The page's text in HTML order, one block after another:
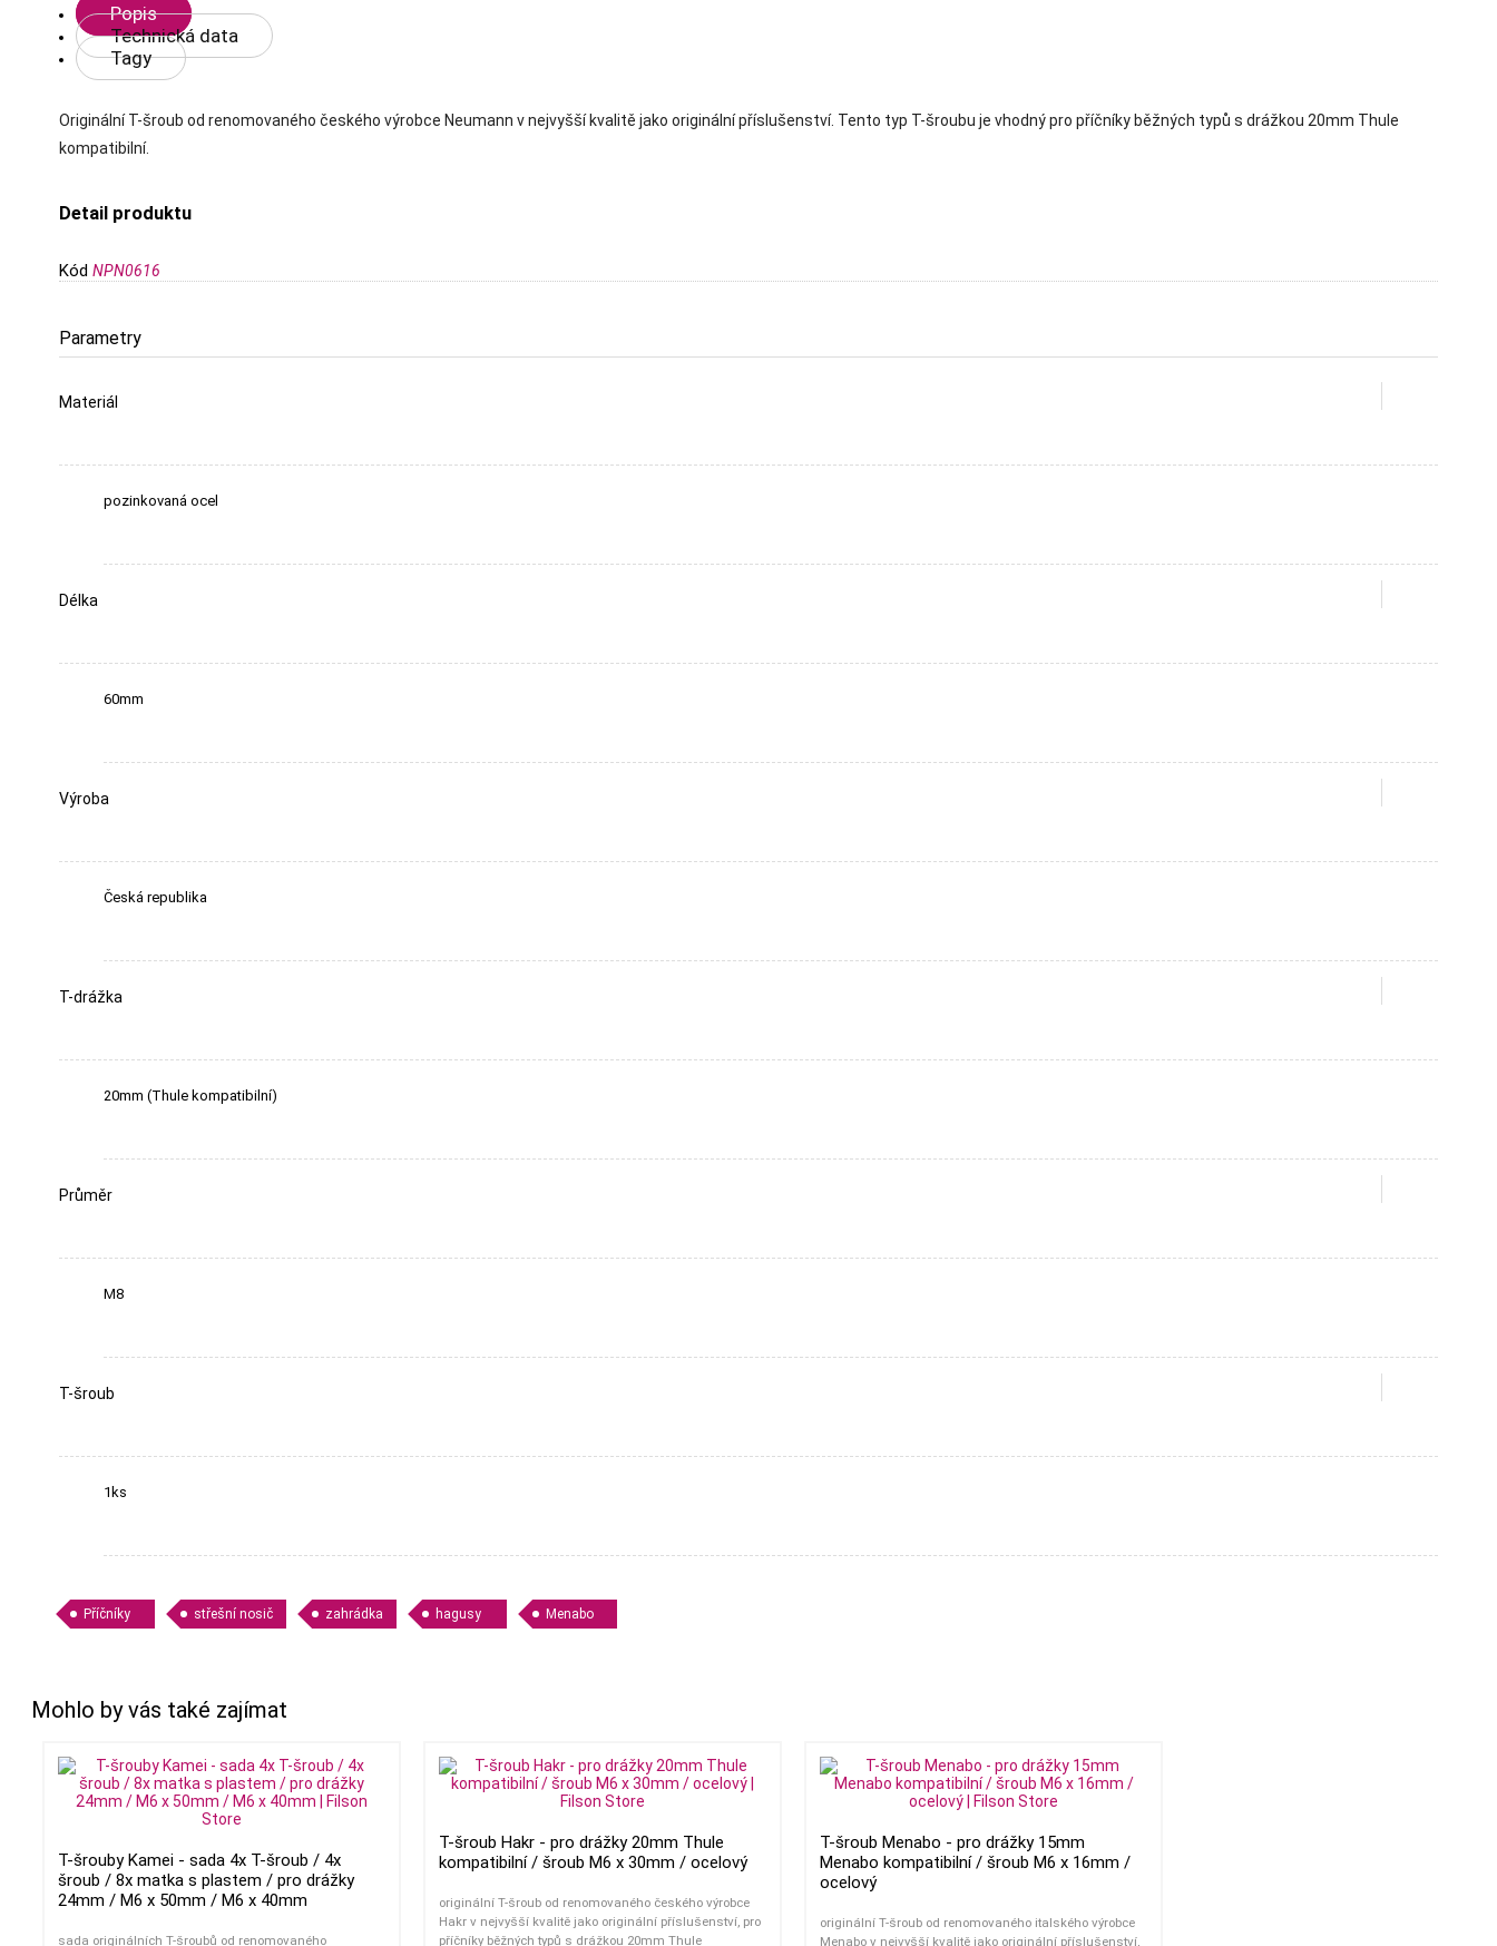
Popis
Technická data
Tagy
Originální T-šroub od renomovaného českého výrobce Neumann v nejvyšší kvalitě jako originální příslušenství. Tento typ T-šroubu je vhodný pro příčníky běžných typů s drážkou 20mm Thule
kompatibilní.
Detail produktu
Kód NPN0616
Parametry
Materiál
pozinkovaná ocel
Délka
60mm
Výroba
Česká republika
T-drážka
20mm (Thule kompatibilní)
Průměr
M8
T-šroub
1ks
Příčníky střešní nosič zahrádka hagusy Menabo
Mohlo by vás také zajímat
T-šrouby Kamei - sada 4x T-šroub / 4x
šroub / 8x matka s plastem / pro drážky
24mm / M6 x 50mm / M6 x 40mm
sada originálních T-šroubů od renomovaného
T-šroub Hakr - pro drážky 20mm Thule
kompatibilní / šroub M6 x 30mm / ocelový
originální T-šroub od renomovaného českého výrobce
Hakr v nejvyšší kvalitě jako originální příslušenství, pro
příčníky běžných typů s drážkou 20mm Thule
T-šroub Menabo - pro drážky 15mm
Menabo kompatibilní / šroub M6 x 16mm /
ocelový
originální T-šroub od renomovaného italského výrobce
Menabo v nejvyšší kvalitě jako originální příslušenství,